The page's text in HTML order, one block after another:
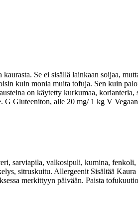
Se ei sisällä lainkaan soijaa,
kuin monia muita tofuja. Sen kuin
on käytetty kurkumaa,
G Gluteeniton, alle 20 mg/ 1 kg V
sarviapila, valkosipuli, kumina,
sitruskuitu. Allergeenit Sisältää
merkittyyn päivään. Paista